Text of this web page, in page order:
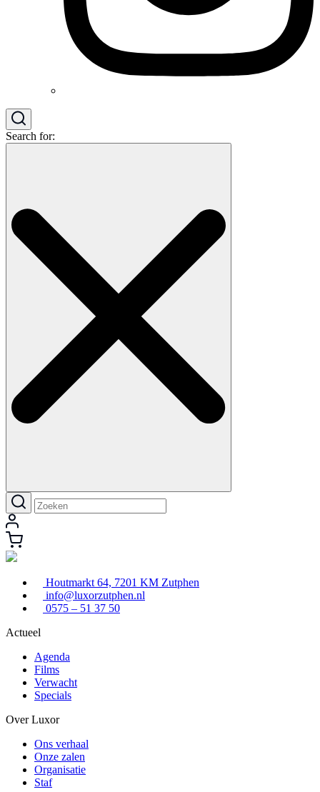
Search for:
Houtmarkt 64, 7201 KM Zutphen
info@luxorzutphen.nl
0575 – 51 37 50
Actueel
Agenda
Films
Verwacht
Specials
Over Luxor
Ons verhaal
Onze zalen
Organisatie
Staf